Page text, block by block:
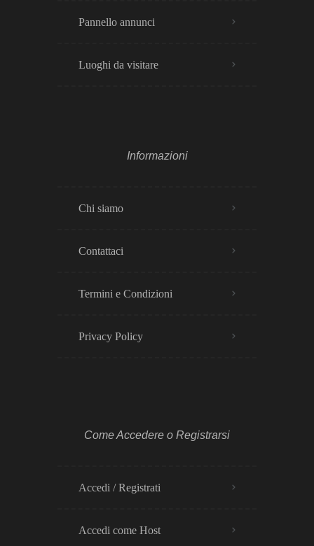
Pannello annunci
Luoghi da visitare
Informazioni
Chi siamo
Contattaci
Termini e Condizioni
Privacy Policy​
Come Accedere o Registrarsi
Accedi / Registrati
Accedi come Host